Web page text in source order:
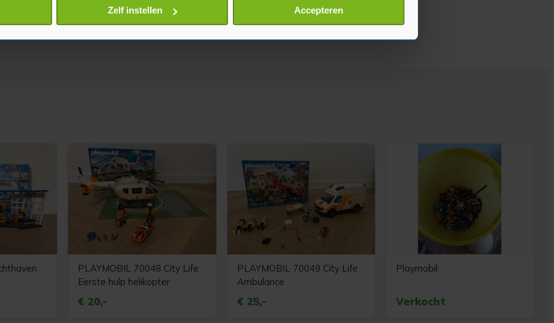
gegevens worden verwerkt en stel uw voorkeuren in het
detailgedeelte
of intrekken in de Cookieverklaring.
Zelf instellen Accepteren
PLAYMOBIL 70048 City Life
Eerste hulp helikopter
€ 20,-
PLAYMOBIL 70049 City Life
Ambulance
€ 25,-
Playmobil
Verkocht